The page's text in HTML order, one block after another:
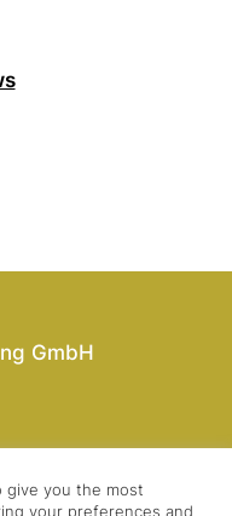
GmbH
give you the most
your preferences and